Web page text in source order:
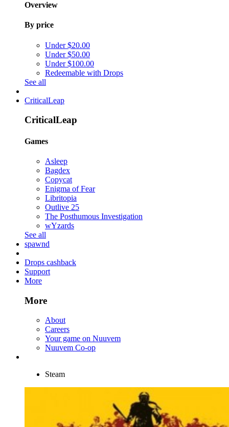
Overview
By price
Under $20.00
Under $50.00
Under $100.00
Redeemable with Drops
See all
CriticalLeap
CriticalLeap
Games
Asleep
Bagdex
Copycat
Enigma of Fear
Libritopia
Outlive 25
The Posthumous Investigation
wYzards
See all
spawnd
Drops cashback
Support
More
More
About
Careers
Your game on Nuuvem
Nuuvem Co-op
Steam